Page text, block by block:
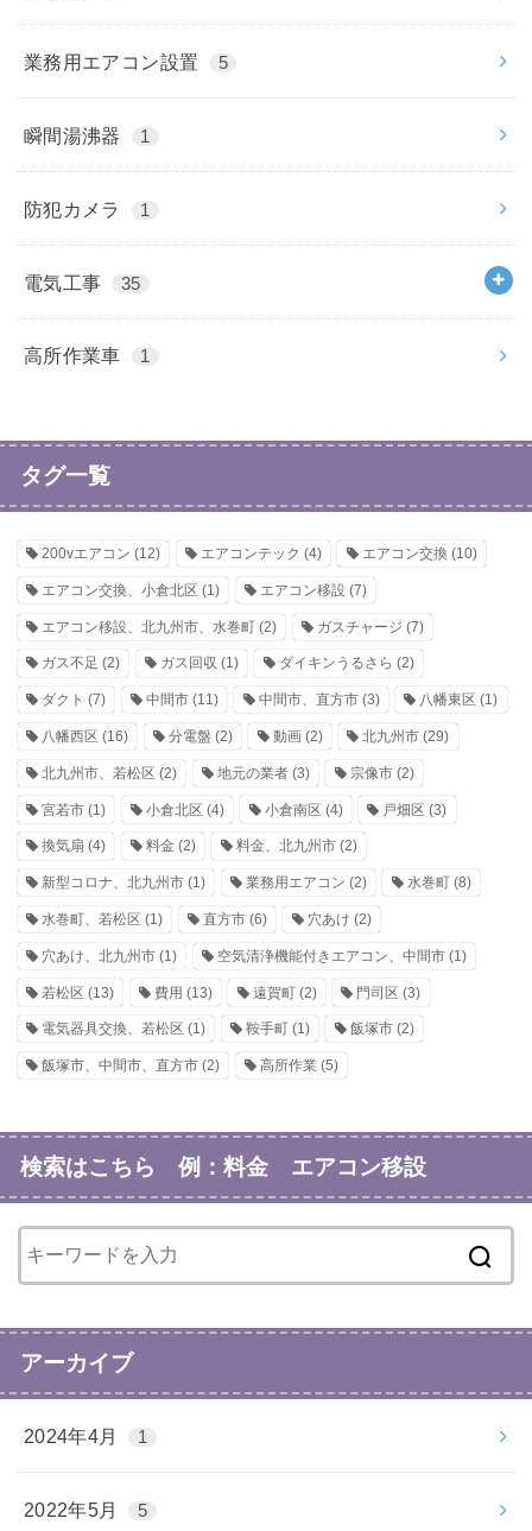
業務用エアコン設置 5
瞬間湯沸器 1
防犯カメラ 1
電気工事 35
高所作業車 1
タグ一覧
200vエアコン (12) エアコンテック (4) エアコン交換 (10)
エアコン交換、小倉北区 (1) エアコン移設 (7)
エアコン移設、北九州市、水巻町 (2) ガスチャージ (7)
ガス不足 (2) ガス回収 (1) ダイキンうるさら (2)
ダクト (7) 中間市(11) 中間市、直方市(3) 八幡東区 (1)
八幡西区 (16) 分電盤 (2) 動画(2) 北九州市 (29)
北九州市、若松区 (2) 地元の業者(3) 宗像市(2)
宮若市 (1) 小倉北区 (4) 小倉南区 (4) 戸畑区 (3)
換気扇 (4) 料金 (2) 料金、北九州市(2)
新型コロナ、北九州市 (1) 業務用エアコン (2) 水巻町(8)
水巻町、若松区 (1) 直方市(6) 穴あけ (2)
穴あけ、北九州市 (1) 空気清浄機能付きエアコン、中間市(1)
若松区 (13) 費用 (13) 遠賀町(2) 門司区 (3)
電気器具交換、若松区 (1) 鞍手町(1) 飯塚市(2)
飯塚市、中間市、直方市 (2) 高所作業(5)
検索はこちら 例：料金 エアコン移設
アーカイブ
2024年4月 1
2022年5月 5